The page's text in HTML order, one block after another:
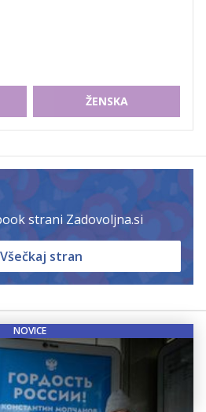
ŽENSKA
strani Zadovoljna.si
Všečkaj stran
NOVICE